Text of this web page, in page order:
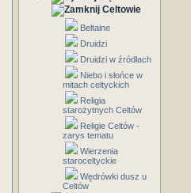
Celtowie
Beltaine
Druidzi
Druidzi w źródłach
Niebo i słońce w
mitach celtyckich
Religia
starożytnych Celtów
Religie Celtów -
zarys tematu
Wierzenia
staroceltyckie
Wędrówki dusz u
Celtów